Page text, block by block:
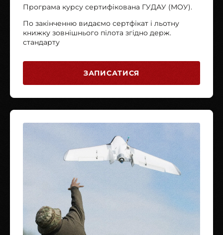
Програма курсу сертифікована ГУДАУ (МОУ).
По закінченню видаємо сертфікат і льотну
книжку зовнішнього пілота згідно держ.
стандарту
ЗАПИСАТИСЯ